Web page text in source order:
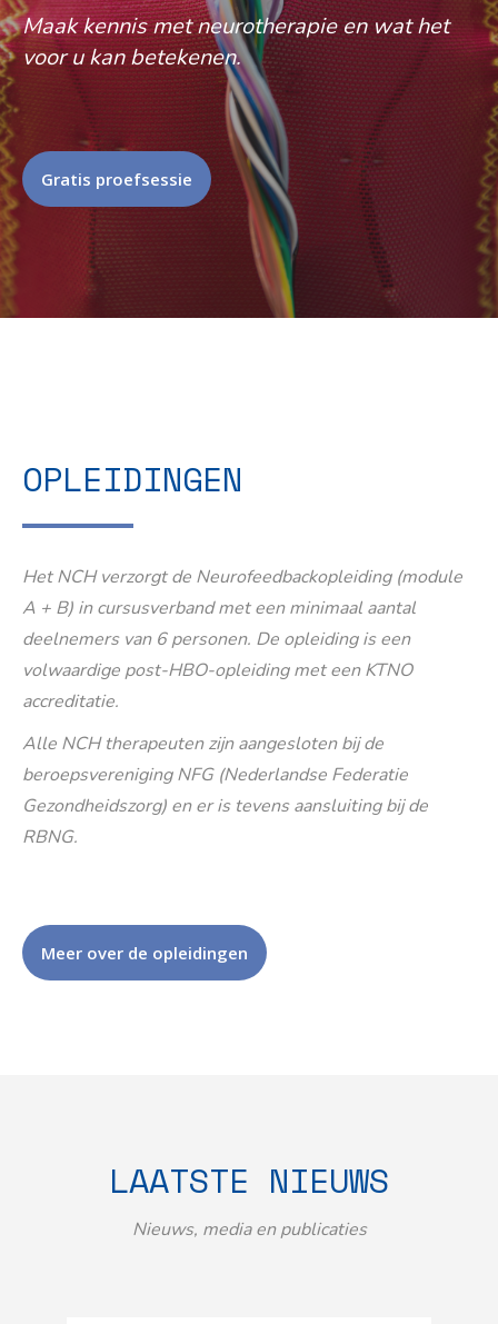
Maak kennis met neurotherapie en wat het
voor u kan betekenen.
Gratis proefsessie
OPLEIDINGEN
Het NCH verzorgt de Neurofeedbackopleiding (module
A + B) in cursusverband met een minimaal aantal
deelnemers van 6 personen. De opleiding is een
volwaardige post-HBO-opleiding met een KTNO
accreditatie.
Alle NCH therapeuten zijn aangesloten bij de
beroepsvereniging NFG (Nederlandse Federatie
Gezondheidszorg) en er is tevens aansluiting bij de
RBNG.
Meer over de opleidingen
LAATSTE NIEUWS
Nieuws, media en publicaties